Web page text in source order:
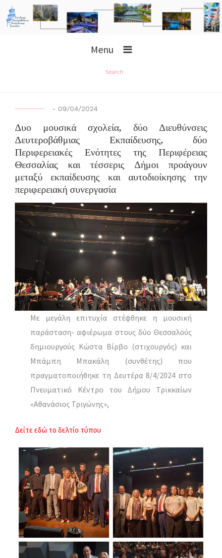
Menu
Search
- 09/04/2024
Δυο μουσικά σχολεία, δύο Διευθύνσεις
Δευτεροβάθμιας Εκπαίδευσης, δύο
Περιφερειακές Ενότητες της Περιφέρειας
Θεσσαλίας και τέσσερις Δήμοι προάγουν
μεταξύ εκπαίδευσης και αυτοδιοίκησης την
περιφερειακή συνεργασία
Με μεγάλη επιτυχία στέφθηκε η μουσική
παράσταση- αφιέρωμα στους δύο Θεσσαλούς
δημιουργούς Κώστα Βίρβο (στιχουργός) και
Μπάμπη Μπακάλη (συνθέτης) που
πραγματοποιήθηκε τη Δευτέρα 8/4/2024 στο
Πνευματικό Κέντρο του Δήμου Τρικκαίων
«Αθανάσιος Τριγώνης»,
Δείτε εδώ το δελτίο τύπου